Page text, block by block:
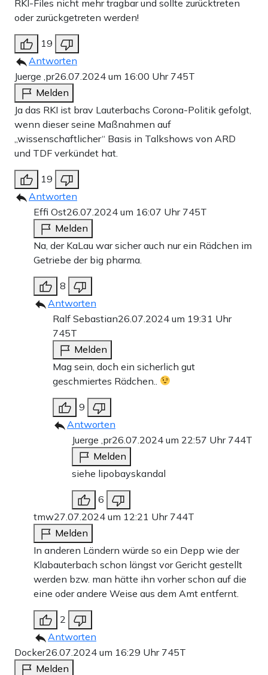
RKI-Files nicht mehr tragbar und sollte zurücktreten
oder zurückgetreten werden!
19
Antworten
Juerge ,pr26.07.2024 um 16:00 Uhr 745T
Melden
Ja das RKI ist brav Lauterbachs Corona-Politik gefolgt,
wenn dieser seine Maßnahmen auf
„wissenschaftlicher“ Basis in Talkshows von ARD
und TDF verkündet hat.
19
Antworten
Effi Ost26.07.2024 um 16:07 Uhr 745T
Melden
Na, der KaLau war sicher auch nur ein Rädchen im
Getriebe der big pharma.
8
Antworten
Ralf Sebastian26.07.2024 um 19:31 Uhr
745T
Melden
Mag sein, doch ein sicherlich gut
geschmiertes Rädchen..
9
Antworten
Juerge ,pr26.07.2024 um 22:57 Uhr 744T
Melden
siehe lipobayskandal
6
tmw27.07.2024 um 12:21 Uhr 744T
Melden
In anderen Ländern würde so ein Depp wie der
Klabauterbach schon längst vor Gericht gestellt
werden bzw. man hätte ihn vorher schon auf die
eine oder andere Weise aus dem Amt entfernt.
2
Antworten
Docker26.07.2024 um 16:29 Uhr 745T
Melden